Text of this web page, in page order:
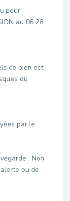
pour
au 06 28
ce bien est
du
par le
: Non
ou de